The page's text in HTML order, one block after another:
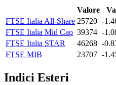
Valore
FTSE Italia All-Share 25720 -
FTSE Italia Mid Cap 39374 -
FTSE Italia STAR
46268 -
FTSE MIB
23707 -
Indici Esteri